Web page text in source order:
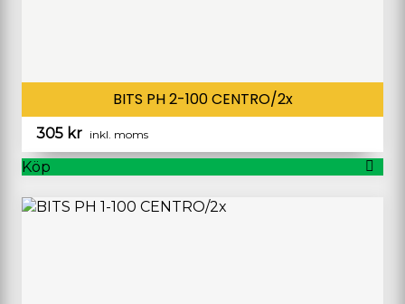
BITS PH 2-100 CENTRO/2x
305 kr inkl. moms
Köp